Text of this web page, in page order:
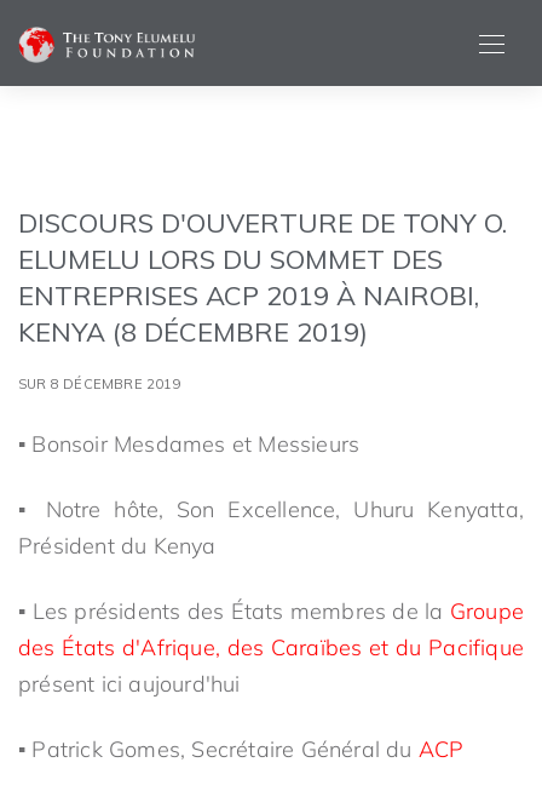
DISCOURS D'OUVERTURE DE TONY O.
ELUMELU LORS DU SOMMET DES
ENTREPRISES ACP 2019 À NAIROBI,
KENYA (8 DÉCEMBRE 2019)
SUR 8 DÉCEMBRE 2019
▪ Bonsoir Mesdames et Messieurs
▪ Notre hôte, Son Excellence, Uhuru Kenyatta,
Président du Kenya
▪ Les présidents des États membres de la Groupe
des États d'Afrique, des Caraïbes et du Pacifique
présent ici aujourd'hui
▪ Patrick Gomes, Secrétaire Général du ACP